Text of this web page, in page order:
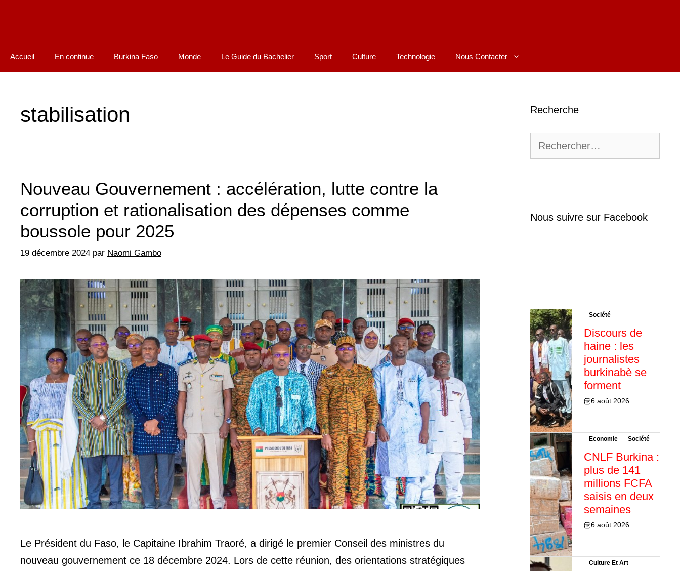
Accueil En continue Burkina Faso Monde Le Guide du Bachelier Sport Culture Technologie Nous Contacter
stabilisation
Nouveau Gouvernement : accélération, lutte contre la
corruption et rationalisation des dépenses comme
boussole pour 2025
19 décembre 2024 par Naomi Gambo
Le Président du Faso, le Capitaine Ibrahim Traoré, a dirigé le premier Conseil des ministres du
nouveau gouvernement ce 18 décembre 2024. Lors de cette réunion, des orientations stratégiques
Recherche
Nous suivre sur Facebook
Société
Discours de
haine : les
journalistes
burkinabè se
forment
6 août 2026
Economie Société
CNLF Burkina :
plus de 141
millions FCFA
saisis en deux
semaines
6 août 2026
Culture Et Art